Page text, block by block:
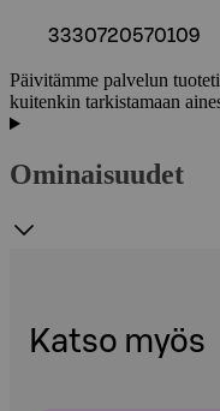
3330720570109
Päivitämme palvelun
kuitenkin tarkistamaan
Ominaisuudet
Katso myös